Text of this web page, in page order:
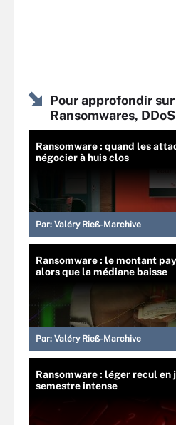
Pour approfondir
Ransomwares, DDoS
Ransomware : quand les
négocier à huis clos
Par: Valéry Rieß-Marchive
Ransomware : le montant
alors que la médiane baisse
Par: Valéry Rieß-Marchive
Ransomware : léger recul en
semestre intense